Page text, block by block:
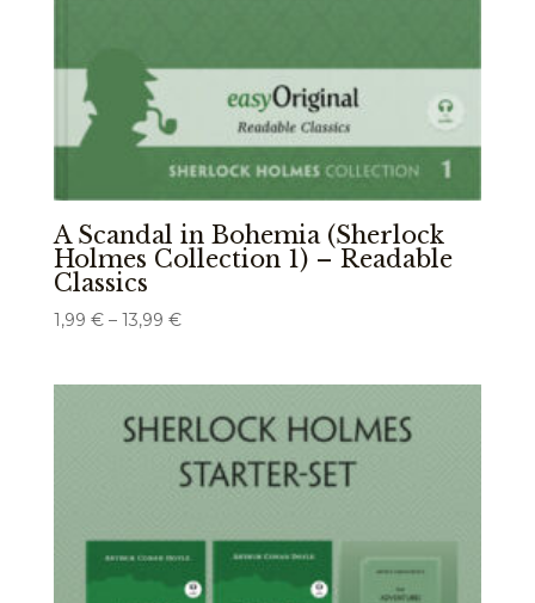
A Scandal in Bohemia (Sherlock
Holmes Collection 1) – Readable
Classics
1,99 € – 13,99 €Preisspanne: